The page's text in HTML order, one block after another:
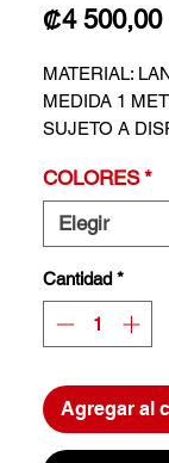
₡4 500,00
MATERIAL:
MEDIDA 1
SUJETO A
COLORES *
Elegir
Cantidad *
Agregar al